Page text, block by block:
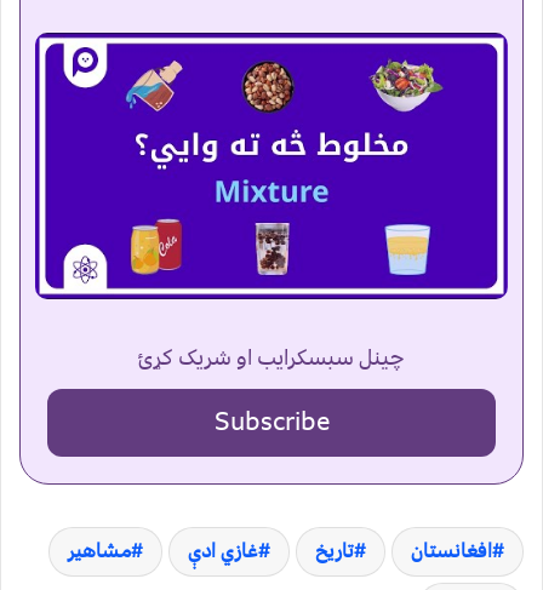
چینل سبسکرایب او شریک کړئ
Subscribe
افغانستان تاریخ غازي ادې
مشاهیر